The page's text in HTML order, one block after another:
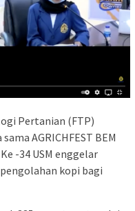
Pertanian (FTP)
AGRICHFEST BEM
-34 USM enggelar
kopi bagi